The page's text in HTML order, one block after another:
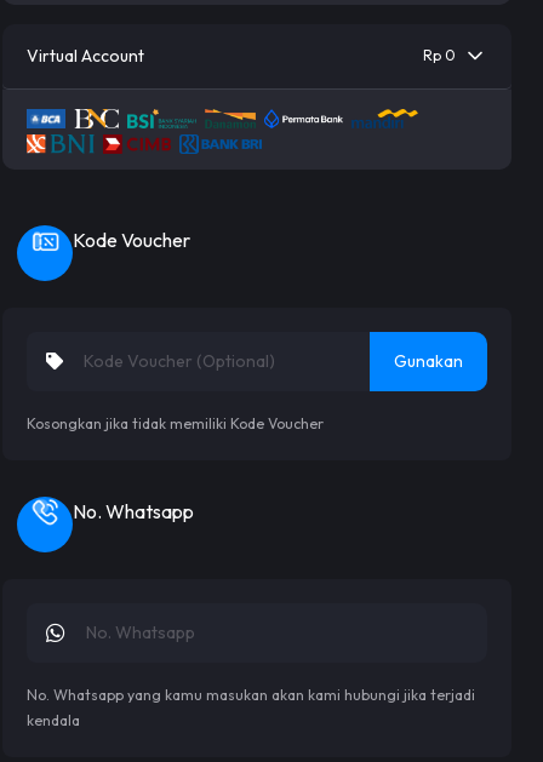
Virtual Account Rp 0
Kode Voucher
Gunakan
Kosongkan jika tidak memiliki Kode Voucher
No. Whatsapp
No. Whatsapp yang kamu masukan akan kami hubungi jika terjadi
kendala